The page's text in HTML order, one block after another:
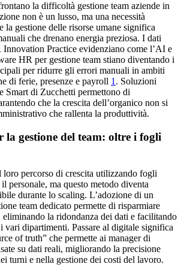
la difficoltà gestione team aziende in
non è un lusso, ma una necessità
la gestione delle risorse umane significa
che drenano energia preziosa. I dati
Innovation Practice evidenziano come l’AI e
HR per gestione team stiano diventando i
per ridurre gli errori manuali in ambiti
di ferie, presenze e payroll 1. Soluzioni
Smart di Zucchetti permettono di
che la crescita dell’organico non si
che rallenta la produttività.
la gestione del team: oltre i fogli
percorso di crescita utilizzando fogli
personale, ma questo metodo diventa
durante lo scaling. L’adozione di un
team dedicato permette di risparmiare
la ridondanza dei dati e facilitando
vari dipartimenti. Passare al digitale significa
of truth” che permette ai manager di
su dati reali, migliorando la precisione
turni e nella gestione dei costi del lavoro.